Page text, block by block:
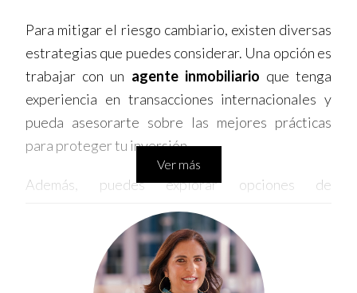
Para mitigar el riesgo cambiario, existen diversas
estrategias que puedes considerar. Una opción es
trabajar con un agente inmobiliario que tenga
experiencia en transacciones internacionales y
pueda asesorarte sobre las mejores prácticas
para proteger tu inversión.
Además, puedes explorar opciones de
financiamiento en tu moneda local o en dólares
estadounidenses, dependiendo de las
condiciones del mercado y tus propias
preferencias. Algunas instituciones financieras
Ver más